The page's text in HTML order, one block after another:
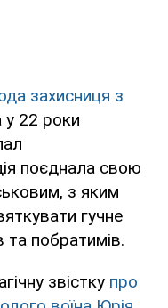
захисниця з
у 22 роки
поєднала свою
з яким
гучне
та побратимів.
звістку про